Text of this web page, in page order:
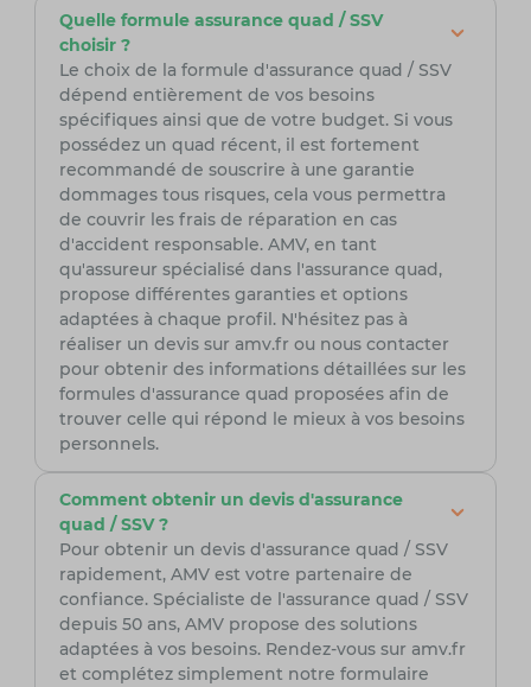
Quelle formule assurance quad / SSV
choisir ?
Le choix de la formule d'assurance quad / SSV
dépend entièrement de vos besoins
spécifiques ainsi que de votre budget. Si vous
possédez un quad récent, il est fortement
recommandé de souscrire à une garantie
dommages tous risques, cela vous permettra
de couvrir les frais de réparation en cas
d'accident responsable. AMV, en tant
qu'assureur spécialisé dans l'assurance quad,
propose différentes garanties et options
adaptées à chaque profil. N'hésitez pas à
réaliser un devis sur amv.fr ou nous contacter
pour obtenir des informations détaillées sur les
formules d'assurance quad proposées afin de
trouver celle qui répond le mieux à vos besoins
personnels.
Comment obtenir un devis d'assurance
quad / SSV ?
Pour obtenir un devis d'assurance quad / SSV
rapidement, AMV est votre partenaire de
confiance. Spécialiste de l'assurance quad / SSV
depuis 50 ans, AMV propose des solutions
adaptées à vos besoins. Rendez-vous sur amv.fr
et complétez simplement notre formulaire